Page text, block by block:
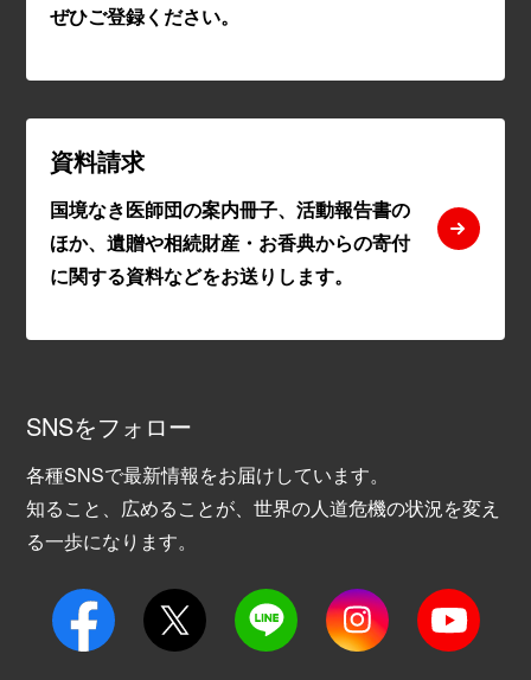
ぜひご登録ください。
資料請求
国境なき医師団の案内冊子、活動報告書の
ほか、遺贈や相続財産・お香典からの寄付
に関する資料などをお送りします。
SNSをフォロー
各種SNSで最新情報をお届けしています。
知ること、広めることが、世界の人道危機の状況を変え
る一歩になります。